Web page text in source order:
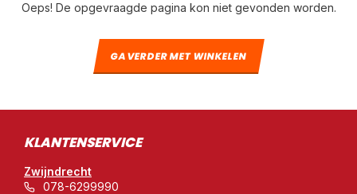
Oeps! De opgevraagde pagina kon niet gevonden worden.
GA VERDER MET WINKELEN
KLANTENSERVICE
Zwijndrecht
078-6299990